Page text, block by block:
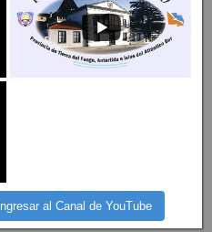
Ingresar al Canal de YouTube